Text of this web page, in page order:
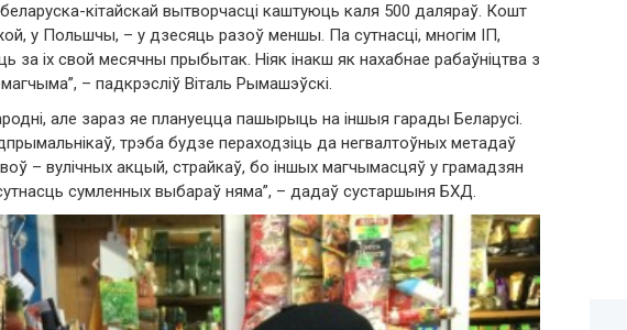
кітайскай вытворчасці каштуюць каля 500 даляраў. Кошт
у Польшчы, – у дзесяць разоў меншы. Па сутнасці, многім ІП,
за іх свой месячны прыбытак. Ніяк інакш як нахабнае рабаўніцтва з
– падкрэсліў Віталь Рымашэўскі.
але зараз яе плануецца пашырыць на іншыя гарады Беларусі.
трэба будзе пераходзіць да негвалтоўных метадаў
– вулічных акцый, страйкаў, бо іншых магчымасцяў у грамадзян
сумленных выбараў няма”, – дадаў сустаршыня БХД.